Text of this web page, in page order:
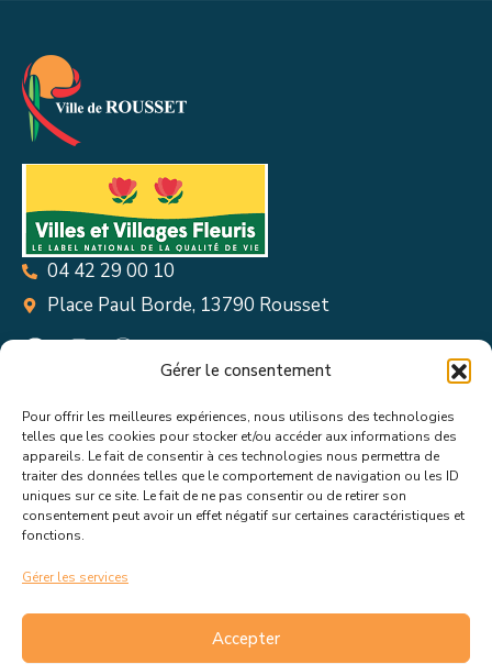
Gérer le consentement
Pour offrir les meilleures expériences, nous utilisons des technologies
telles que les cookies pour stocker et/ou accéder aux informations des
appareils. Le fait de consentir à ces technologies nous permettra de
traiter des données telles que le comportement de navigation ou les ID
uniques sur ce site. Le fait de ne pas consentir ou de retirer son
consentement peut avoir un effet négatif sur certaines caractéristiques et
fonctions.
Gérer les services
Accepter
04 42 29 00 10
Place Paul Borde, 13790 Rousset
Suivez toutes les informations &
actualités de votre ville !
mairie de Rousset. En savoir plus sur la gestion de mes